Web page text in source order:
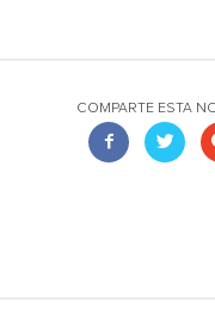
COMPARTE ESTA